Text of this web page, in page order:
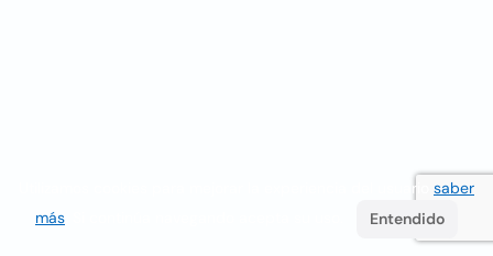
Utilizamos cookies para mejorar la experiencia del usuario saber
más
Entendido